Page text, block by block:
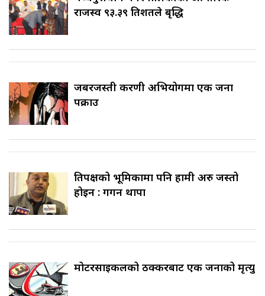
राजस्व ९३.३९ प्रतिशतले बृद्धि
जबरजस्ती करणी अभियोगमा एक जना
पक्राउ
प्रतिपक्षको भूमिकामा पनि हामी अरु जस्तो
होइन : गगन थापा
मोटरसाइकलको ठक्करबाट एक जनाको मृत्यु